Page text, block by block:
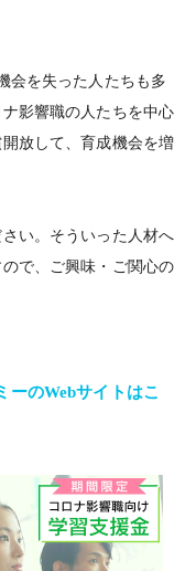
会を失った人たちも多
影響職の人たちを中心
放して、育成機会を増
い。そういった人材へ
で、ご興味・ご関心の
ーのWebサイトはこ